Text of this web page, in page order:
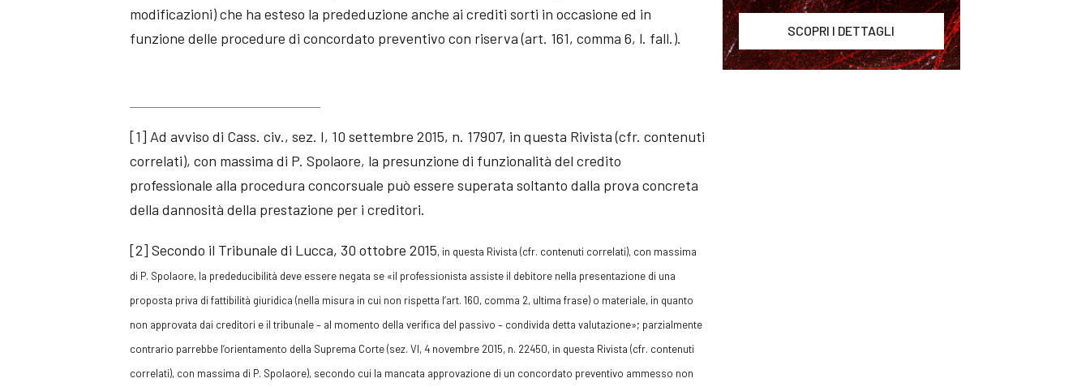
modificazioni) che ha esteso la prededuzione anche ai crediti sorti in occasione ed in
funzione delle procedure di concordato preventivo con riserva (art. 161, comma 6, l. fall.).
[1] Ad avviso di Cass. civ., sez. I, 10 settembre 2015, n. 17907, in questa Rivista (cfr. contenuti
correlati), con massima di P. Spolaore, la presunzione di funzionalità del credito
professionale alla procedura concorsuale può essere superata soltanto dalla prova concreta
della dannosità della prestazione per i creditori.
[2] Secondo il Tribunale di Lucca, 30 ottobre 2015, in questa Rivista (cfr. contenuti correlati), con massima
di P. Spolaore, la prededucibilità deve essere negata se «il professionista assiste il debitore nella presentazione di una
proposta priva di fattibilità giuridica (nella misura in cui non rispetta l’art. 160, comma 2, ultima frase) o materiale, in quanto
non approvata dai creditori e il tribunale – al momento della verifica del passivo – condivida detta valutazione»; parzialmente
contrario parrebbe l’orientamento della Suprema Corte (sez. VI, 4 novembre 2015, n. 22450, in questa Rivista (cfr. contenuti
correlati), con massima di P. Spolaore), secondo cui la mancata approvazione di un concordato preventivo ammesso non
SCOPRI I DETTAGLI